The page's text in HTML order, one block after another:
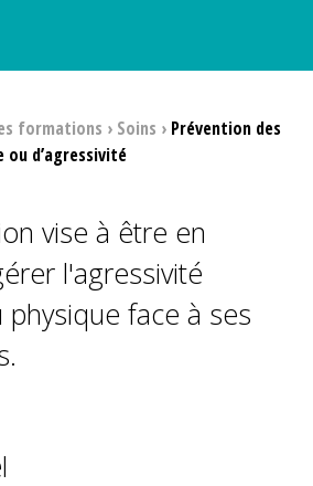
formations › Soins › Prévention des
d’agressivité
vise à être en
l'agressivité
face à ses